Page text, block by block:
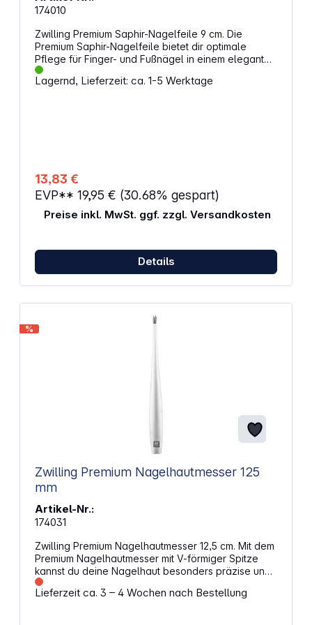
174010
Zwilling Premium Saphir-Nagelfeile 9 cm. Die
Premium Saphir-Nagelfeile bietet dir optimale
Pflege für Finger- und Fußnägel in einem eleganten
Design. Mit zwei Feilenflächen – grob zum Kürzen
und fein zum Glätten – und einer praktischen Spitze
Saphirbeschichtung Grob- und feinkörnige
Feilenflächen für vielseitige Pflege Praktische
Spitze zur gründlichen Nagelreinigung
Ergonomischer Griff aus rostfreiem, matt satiniertem
Edelstahl Hypoallergen und hautfreundlich
Lagernd, Lieferzeit: ca. 1-5 Werktage
13,83 €
EVP** 19,95 € (30.68% gespart)
Preise inkl. MwSt. ggf. zzgl. Versandkosten
Details
%
Zwilling Premium Nagelhautmesser 125
mm
Artikel-Nr.:
174031
Zwilling Premium Nagelhautmesser 12,5 cm. Mit dem
Premium Nagelhautmesser mit V-förmiger Spitze
kannst du deine Nagelhaut besonders präzise und
sauber schneiden. Die extra scharfen Klingen
sorgen für professionelle Ergebnisse, während das
Lieferzeit ca. 3 – 4 Wochen nach Bestellung